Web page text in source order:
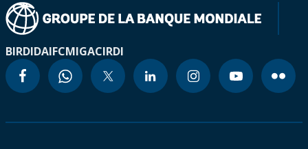
BIRDIDAIFCMIGACIRDI